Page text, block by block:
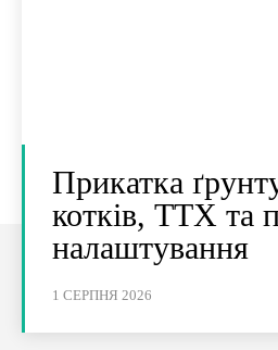
Прикатка
котків, ТТХ та
налаштування
1 СЕРПНЯ 2026